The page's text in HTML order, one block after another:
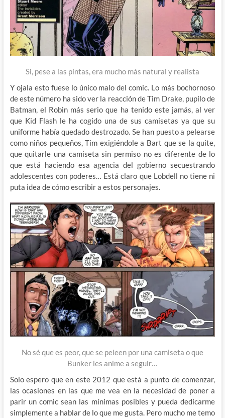
Si, pese a las pintas, era mucho más natural y realista
Y ojala esto fuese lo único malo del comic. Lo más bochornoso
de este número ha sido ver la reacción de Tim Drake, pupilo de
Batman, el Robin más serio que ha tenido este jamás, al ver
que Kid Flash le ha cogido una de sus camisetas ya que su
uniforme había quedado destrozado. Se han puesto a pelearse
como niños pequeños, Tim exigiéndole a Bart que se la quite,
que quitarle una camiseta sin permiso no es diferente de lo
que está haciendo esa agencia del gobierno secuestrando
adolescentes con poderes… Está claro que Lobdell no tiene ni
puta idea de cómo escribir a estos personajes.
No sé que es peor, que se peleen por una camiseta o que
Bunker les anime a seguir…
Solo espero que en este 2012 que está a punto de comenzar,
las ocasiones en las que me vea en la necesidad de poner a
parir un comic sean las mínimas posibles y pueda dedicarme
simplemente a hablar de lo que me gusta. Pero mucho me temo